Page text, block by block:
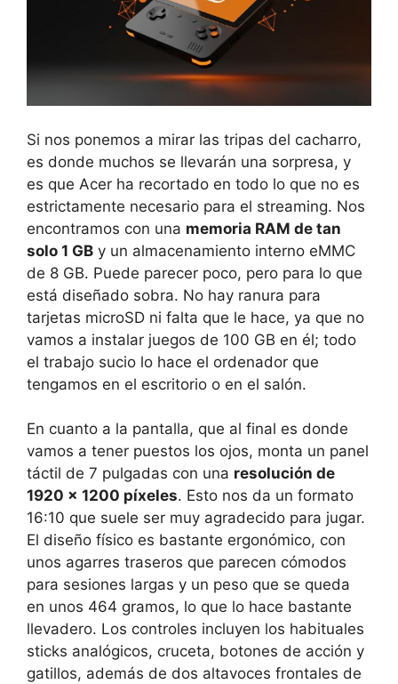
Si nos ponemos a mirar las tripas del cacharro,
es donde muchos se llevarán una sorpresa, y
es que Acer ha recortado en todo lo que no es
estrictamente necesario para el streaming. Nos
encontramos con una memoria RAM de tan
solo 1 GB y un almacenamiento interno eMMC
de 8 GB. Puede parecer poco, pero para lo que
está diseñado sobra. No hay ranura para
tarjetas microSD ni falta que le hace, ya que no
vamos a instalar juegos de 100 GB en él; todo
el trabajo sucio lo hace el ordenador que
tengamos en el escritorio o en el salón.
En cuanto a la pantalla, que al final es donde
vamos a tener puestos los ojos, monta un panel
táctil de 7 pulgadas con una resolución de
1920 x 1200 píxeles. Esto nos da un formato
16:10 que suele ser muy agradecido para jugar.
El diseño físico es bastante ergonómico, con
unos agarres traseros que parecen cómodos
para sesiones largas y un peso que se queda
en unos 464 gramos, lo que lo hace bastante
llevadero. Los controles incluyen los habituales
sticks analógicos, cruceta, botones de acción y
gatillos, además de dos altavoces frontales de